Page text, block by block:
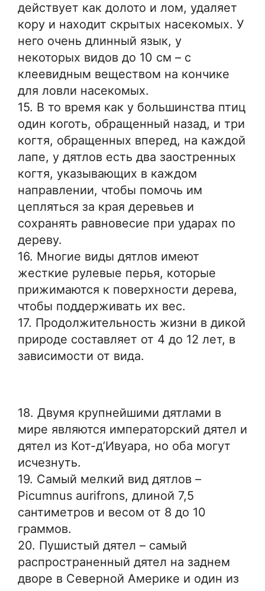
действует как долото и лом, удаляет
кору и находит скрытых насекомых. У
него очень длинный язык, у
некоторых видов до 10 см – с
клеевидным веществом на кончике
для ловли насекомых.
15. В то время как у большинства птиц
один коготь, обращенный назад, и три
когтя, обращенных вперед, на каждой
лапе, у дятлов есть два заостренных
когтя, указывающих в каждом
направлении, чтобы помочь им
цепляться за края деревьев и
сохранять равновесие при ударах по
дереву.
16. Многие виды дятлов имеют
жесткие рулевые перья, которые
прижимаются к поверхности дерева,
чтобы поддерживать их вес.
17. Продолжительность жизни в дикой
природе составляет от 4 до 12 лет, в
зависимости от вида.
18. Двумя крупнейшими дятлами в
мире являются императорский дятел и
дятел из Кот-д’Ивуара, но оба могут
исчезнуть.
19. Самый мелкий вид дятлов –
Picumnus aurifrons, длиной 7,5
сантиметров и весом от 8 до 10
граммов.
20. Пушистый дятел – самый
распространенный дятел на заднем
дворе в Северной Америке и один из